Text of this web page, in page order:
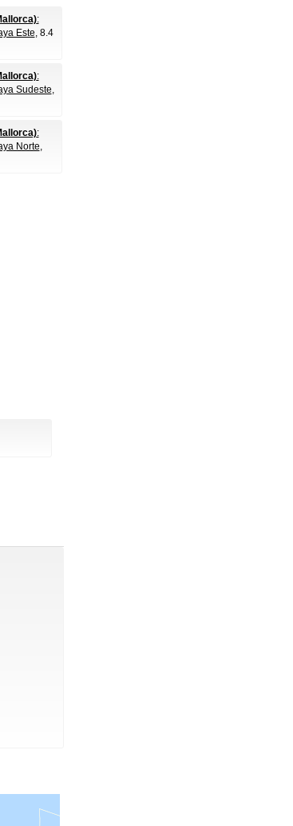
:
Este, 8.4
:
Sudeste,
:
Norte,